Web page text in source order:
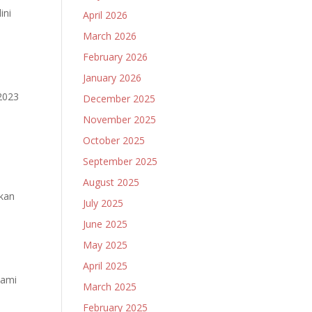
April 2026
March 2026
February 2026
January 2026
December 2025
November 2025
October 2025
September 2025
August 2025
July 2025
June 2025
May 2025
April 2025
March 2025
February 2025